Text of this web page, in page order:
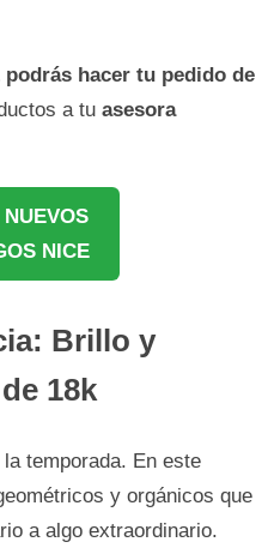
podrás hacer tu pedido de
a tu asesora
NICE
Brillo y
18k
temporada. En este
y orgánicos que
a algo extraordinario.